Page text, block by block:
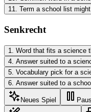
11. Term a school list
Senkrecht
1 Word that fits a science
4 Answer suited to a
5 Vocabulary pick for a
6 Answer suited to a
Neues Spiel